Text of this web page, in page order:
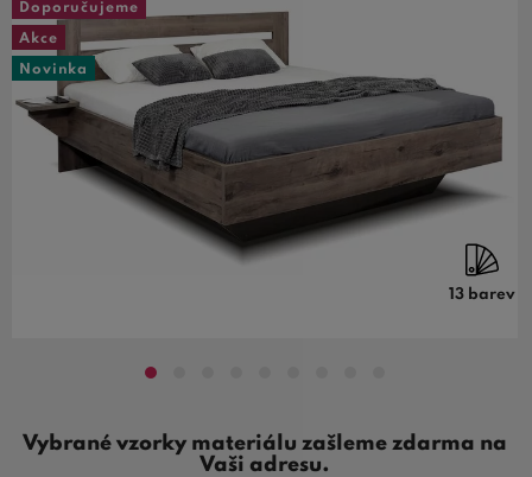
Doporučujeme
Akce
Novinka
13 barev
Vybrané vzorky materiálu zašleme zdarma na
Vaši adresu.